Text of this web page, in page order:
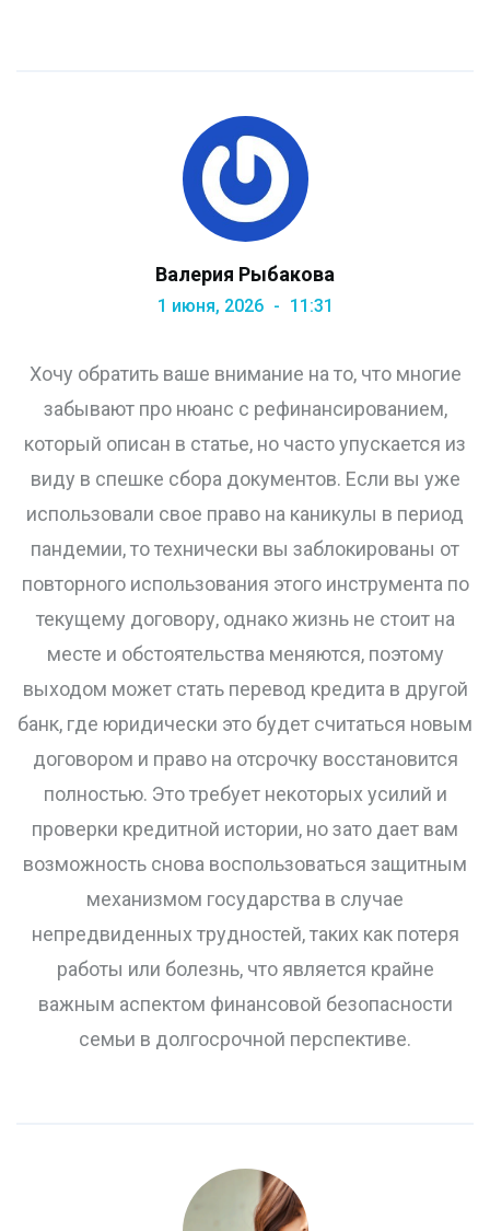
Валерия Рыбакова
1 июня, 2026 11:31
Хочу обратить ваше внимание на то, что многие
забывают про нюанс с рефинансированием,
который описан в статье, но часто упускается из
виду в спешке сбора документов. Если вы уже
использовали свое право на каникулы в период
пандемии, то технически вы заблокированы от
повторного использования этого инструмента по
текущему договору, однако жизнь не стоит на
месте и обстоятельства меняются, поэтому
выходом может стать перевод кредита в другой
банк, где юридически это будет считаться новым
договором и право на отсрочку восстановится
полностью. Это требует некоторых усилий и
проверки кредитной истории, но зато дает вам
возможность снова воспользоваться защитным
механизмом государства в случае
непредвиденных трудностей, таких как потеря
работы или болезнь, что является крайне
важным аспектом финансовой безопасности
семьи в долгосрочной перспективе.